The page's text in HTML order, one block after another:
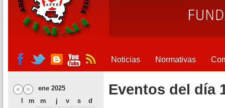
Noticias Normativas
ene 2025
m m j v s
d
Eventos del día